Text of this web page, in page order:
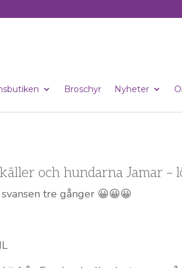
Broschyr Nyheter
och hundarna Jamar –
tre gånger 😀😀😀